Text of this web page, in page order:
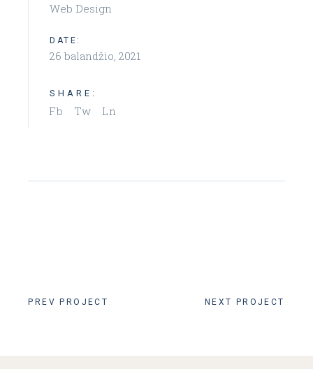
Web Design
DATE:
26 balandžio, 2021
SHARE:
Fb Tw Ln
PREV PROJECT NEXT PROJECT